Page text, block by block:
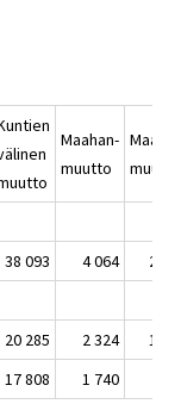
Maahan-
muutto
muutto
38 093 4 064 2
20 285 2 324
1
17 808 1 740